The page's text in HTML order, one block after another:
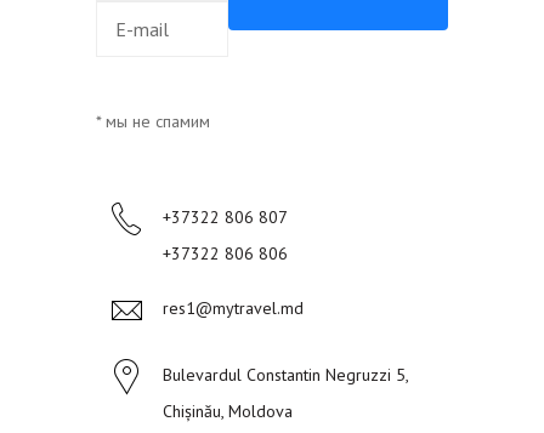
* мы не спамим
+37322 806 807
+37322 806 806
res1@mytravel.md
Bulevardul Constantin Negruzzi 5,
Chișinău, Moldova